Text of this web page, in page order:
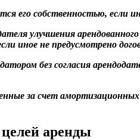
его собственностью, если
улучшения
иное не предусмотрено
без согласия
за счет
аренды